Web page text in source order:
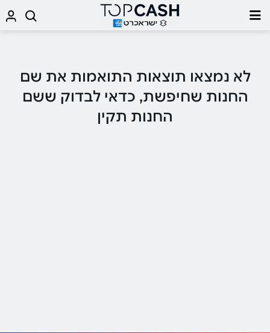
לא נמצאו תוצאות התואמות את שם
החנות שחיפשת, כדאי לבדוק ששם
החנות תקין